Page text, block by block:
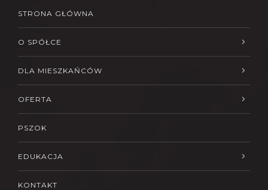
STRONA GŁÓWNA
O SPÓŁCE
DLA MIESZKAŃCÓW
OFERTA
PSZOK
EDUKACJA
KONTAKT